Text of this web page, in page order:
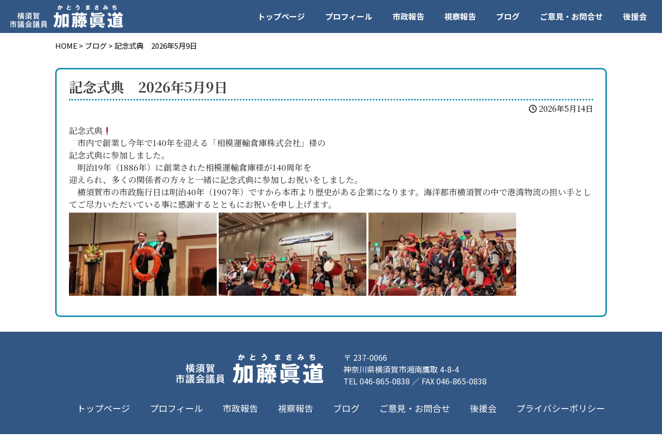
トップページ プロフィール 市政報告 視察報告 ブログ ご意見・お問合せ 後援会
HOME > ブログ> 記念式典 2026年5月9日
記念式典 2026年5月9日
2026年5月14日
記念式典
市内で創業し今年で140年を迎える「相模運輸倉庫株式会社」様の
記念式典に参加しました。
明治19年（1886年）に創業された相模運輸倉庫様が140周年を
迎えられ、多くの関係者の方々と一緒に記念式典に参加しお祝いをしました。
横須賀市の市政施行日は明治40年（1907年）ですから本市より歴史がある企業になります。海洋都市横須賀の中で港湾物流の担い手とし
てご尽力いただいている事に感謝するとともにお祝いを申し上げます。
〒 237-0066
神奈川県横須賀市湘南鷹取 4-8-4
TEL 046-865-0838 ／ FAX 046-865-0838
トップページ プロフィール 市政報告 視察報告 ブログ ご意見・お問合せ 後援会 プライバシーポリシー